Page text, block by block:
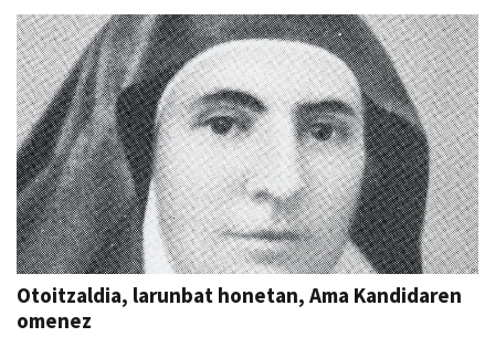
Otoitzaldia, larunbat honetan, Ama Kandidaren
omenez